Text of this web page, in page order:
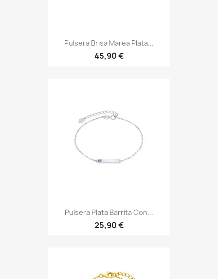
Pulsera Brisa Marea Plata...
45,90 €
Pulsera Plata Barrita Con...
25,90 €